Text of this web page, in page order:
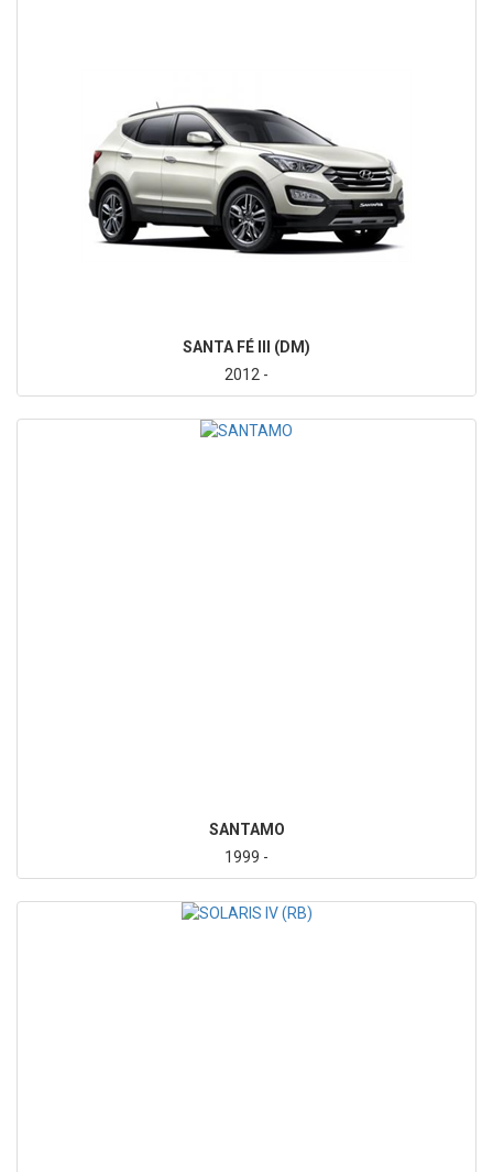
SANTA FÉ III (DM)
2012 -
SANTAMO
1999 -